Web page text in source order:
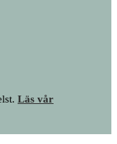
Läs vår